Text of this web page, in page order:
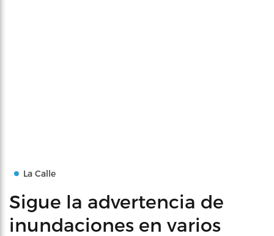
La Calle
Sigue la advertencia de
inundaciones en varios